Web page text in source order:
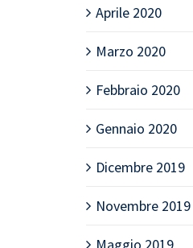
Aprile 2020
Marzo 2020
Febbraio 2020
Gennaio 2020
Dicembre 2019
Novembre 2019
Maggio 2019